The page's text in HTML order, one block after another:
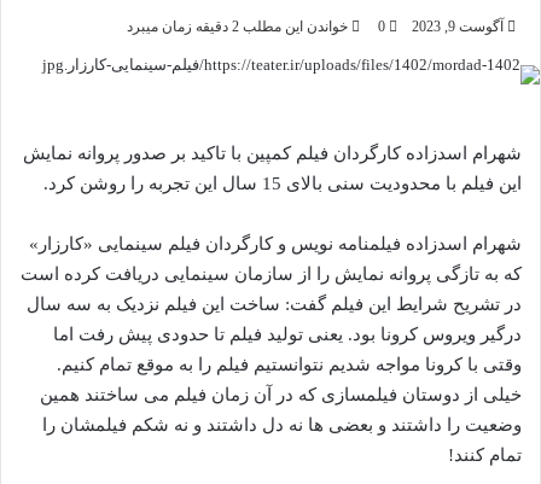
آگوست 9, 2023 0 خواندن این مطلب 2 دقیقه زمان میبرد
شهرام اسدزاده کارگردان فیلم کمپین با تاکید بر صدور پروانه نمایش
این فیلم با محدودیت سنی بالای 15 سال این تجربه را روشن کرد.
شهرام اسدزاده فیلمنامه نویس و کارگردان فیلم سینمایی «کارزار»
که به تازگی پروانه نمایش را از سازمان سینمایی دریافت کرده است
در تشریح شرایط این فیلم گفت: ساخت این فیلم نزدیک به سه سال
درگیر ویروس کرونا بود. یعنی تولید فیلم تا حدودی پیش رفت اما
وقتی با کرونا مواجه شدیم نتوانستیم فیلم را به موقع تمام کنیم.
خیلی از دوستان فیلمسازی که در آن زمان فیلم می ساختند همین
وضعیت را داشتند و بعضی ها نه دل داشتند و نه شکم فیلمشان را
تمام کنند!